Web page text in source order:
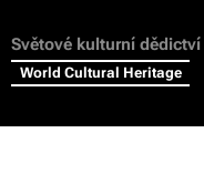
Světové kulturní dědictví
World Cultural Heritage